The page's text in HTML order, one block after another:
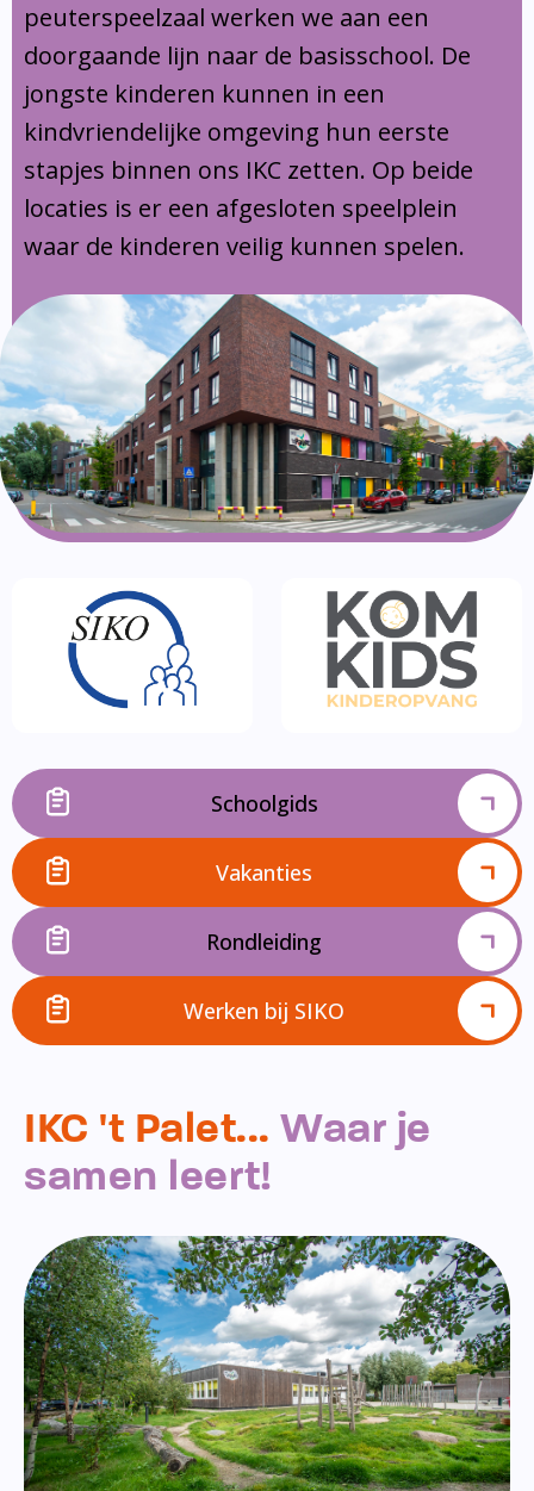
peuterspeelzaal werken we aan een
doorgaande lijn naar de basisschool. De
jongste kinderen kunnen in een
kindvriendelijke omgeving hun eerste
stapjes binnen ons IKC zetten. Op beide
locaties is er een afgesloten speelplein
waar de kinderen veilig kunnen spelen.
Schoolgids
Vakanties
Rondleiding
Werken bij SIKO
IKC 't Palet... Waar je
samen leert!